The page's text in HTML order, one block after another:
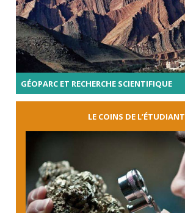
GÉOPARC ET RECHERCHE SCIENTIFIQUE
LE COINS DE L’ÉTUDIANT